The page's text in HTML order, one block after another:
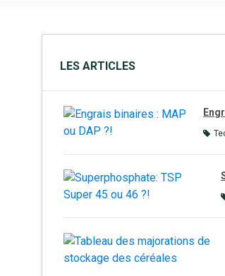
LES ARTICLES